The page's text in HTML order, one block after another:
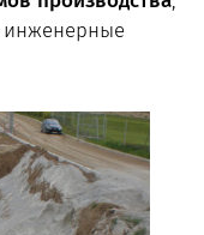
инженерные